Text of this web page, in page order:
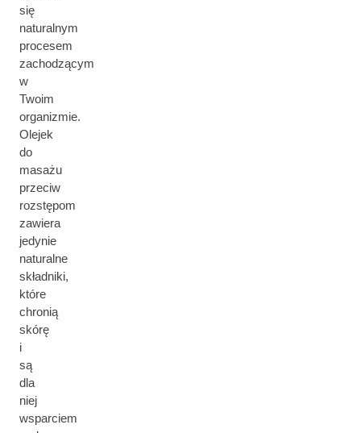
się
naturalnym
procesem
zachodzącym
w
Twoim
organizmie.
Olejek
do
masażu
przeciw
rozstępom
zawiera
jedynie
naturalne
składniki,
które
chronią
skórę
i
są
dla
niej
wsparciem